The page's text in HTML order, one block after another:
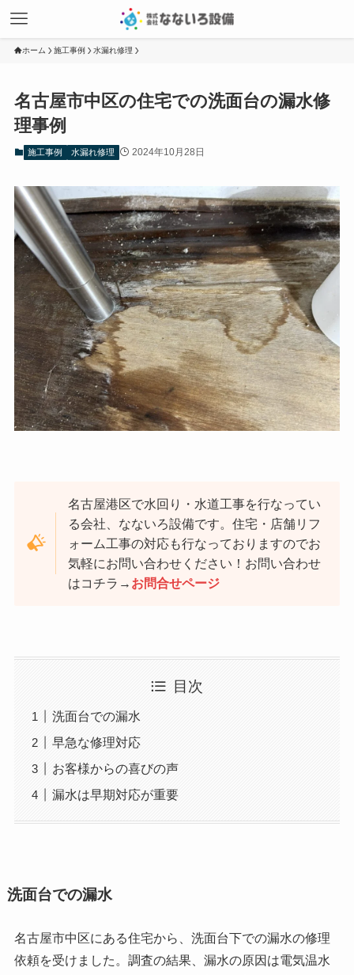
ホーム 施工事例 水漏れ修理
名古屋市中区の住宅での洗面台の漏水修
理事例
施工事例 水漏れ修理 2024年10月28日
名古屋港区で水回り・水道工事を行なってい
る会社、なないろ設備です。住宅・店舗リフ
ォーム工事の対応も行なっておりますのでお
気軽にお問い合わせください！お問い合わせ
はコチラ→ お問合せページ
目次
洗面台での漏水
早急な修理対応
お客様からの喜びの声
漏水は早期対応が重要
洗面台での漏水
名古屋市中区にある住宅から、洗面台下での漏水の修理
依頼を受けました。調査の結果、漏水の原因は電気温水